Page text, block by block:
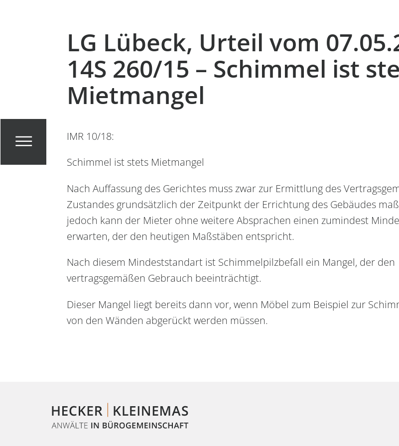
LG Lübeck, Urteil vom
14S 260/15 – Schimmel ist
Mietmangel
IMR 10/18:
Schimmel ist stets Mietmangel
Nach Auffassung des Gerichtes muss zwar zur Ermittlung des
Zustandes grundsätzlich der Zeitpunkt der Errichtung des Gebäudes
jedoch kann der Mieter ohne weitere Absprachen einen zumindest
erwarten, der den heutigen Maßstäben entspricht.
Nach diesem Mindeststandart ist Schimmelpilzbefall ein Mangel, der den
vertragsgemäßen Gebrauch beeinträchtigt.
Dieser Mangel liegt bereits dann vor, wenn Möbel zum Beispiel zur
von den Wänden abgerückt werden müssen.